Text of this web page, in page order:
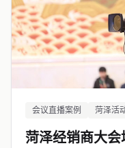
会议直播案例 菏泽活
菏泽经销商大